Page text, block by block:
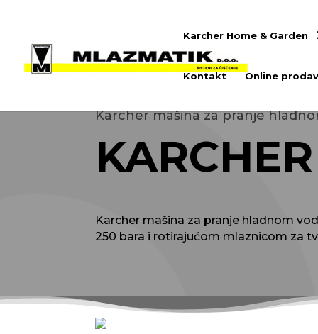
Karcher Home & Garden
Kontakt Online
Karcher mašina za pranje
Karcher mašina za pranje hladnom
250 bara i rotirajućom mlaznicom za